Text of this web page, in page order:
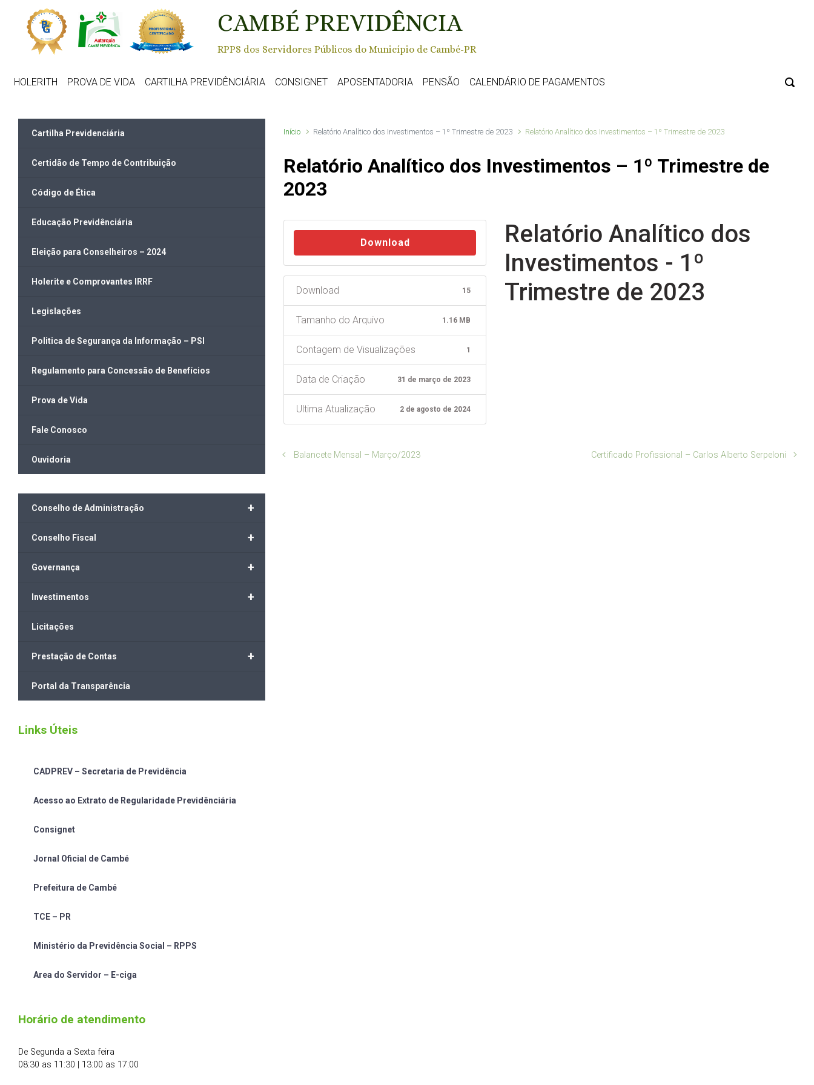
Skip to main content
CAMBÉ PREVIDÊNCIA
RPPS dos Servidores Públicos do Município de Cambé-PR
HOLERITH PROVA DE VIDA CARTILHA PREVIDÊNCIÁRIA CONSIGNET APOSENTADORIA PENSÃO CALENDÁRIO DE PAGAMENTOS
Início Relatório Analítico dos Investimentos – 1º Trimestre de 2023 Relatório Analítico dos Investimentos – 1º Trimestre de 2023
Relatório Analítico dos Investimentos – 1º Trimestre de
2023
Download
Download 15
Tamanho do Arquivo 1.16 MB
Contagem de Visualizações 1
Data de Criação 31 de março de 2023
Ultima Atualização 2 de agosto de 2024
Relatório Analítico dos
Investimentos - 1º
Trimestre de 2023
Balancete Mensal – Março/2023 Certificado Profissional – Carlos Alberto Serpeloni
Cartilha Previdenciária
Certidão de Tempo de Contribuição
Código de Ética
Educação Previdênciária
Eleição para Conselheiros – 2024
Holerite e Comprovantes IRRF
Legislações
Politica de Segurança da Informação – PSI
Regulamento para Concessão de Benefícios
Prova de Vida
Fale Conosco
Ouvidoria
+
Conselho de Administração
+
Conselho Fiscal
+
Governança
+
Investimentos
Licitações
+
Prestação de Contas
Portal da Transparência
Links Úteis
CADPREV – Secretaria de Previdência
Acesso ao Extrato de Regularidade Previdênciária
Consignet
Jornal Oficial de Cambé
Prefeitura de Cambé
TCE – PR
Ministério da Previdência Social – RPPS
Area do Servidor – E-ciga
Horário de atendimento
De Segunda a Sexta feira
08:30 as 11:30 | 13:00 as 17:00